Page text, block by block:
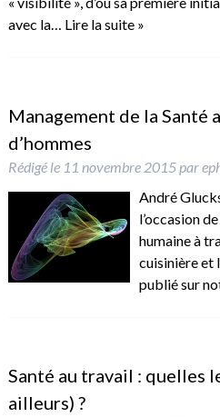
avec la… Lire la suite »
Management de la Santé
d’hommes
Rédigé le 11 novembre 2015 par
André
l’occasion
humaine à
cuisinière et
publié sur
Santé au travail : quelles
ailleurs) ?